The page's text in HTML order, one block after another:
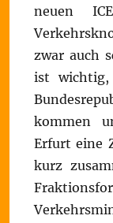
neuen
zwar auch
ist wichtig,
kommen
Erfurt eine
kurz